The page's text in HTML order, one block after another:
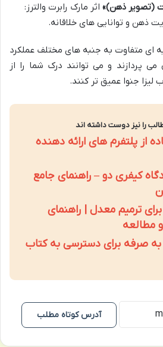
(تصویر ذهن)» اثر مارک رابرت والترز:
ذهن و توانایی های خلاقانه.
ای متفاوت به جنبه های مختلف عملکرد
پردازند و می توانند درک شما را از
جنوا عمیق تر کنند.
را نیز دوست داشته اند
از پلتفرم های ارائه دهنده
کیفری دو – راهنمای جامع
ترمیم معدل | راهنمای
مطالعه
صرفه برای دسترسی به کتاب
آدرس کوتاه مطلب